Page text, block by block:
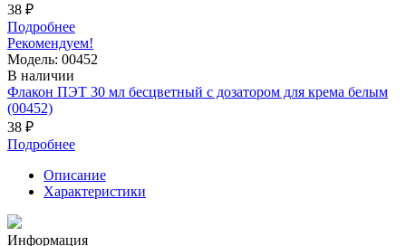
38 ₽
Подробнее
Рекомендуем!
Модель: 00452
В наличии
Флакон ПЭТ 30 мл бесцветный с дозатором для крема белым
(00452)
38 ₽
Подробнее
Описание
Характеристики
Информация